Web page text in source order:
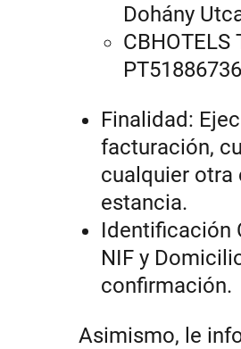
Dohány
CBHOTELS
Finalidad:
facturación,
cualquier otra
estancia.
Identificación
NIF y
confirmación.
Asimismo, le